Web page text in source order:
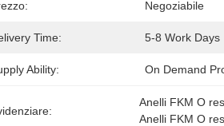
Negoziabile
Time: 5-8 Work Days
Ability: On Demand
Anelli FKM O
Anelli FKM O